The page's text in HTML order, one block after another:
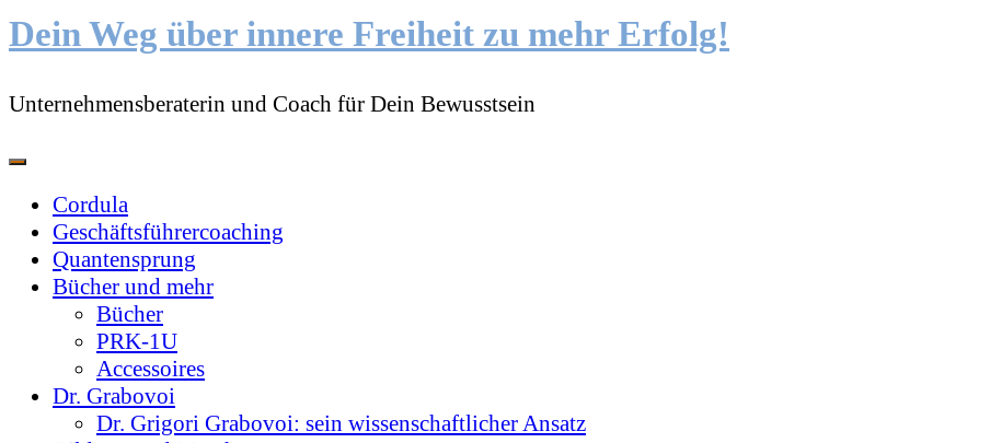
Dein Weg über innere Freiheit zu mehr Erfolg!
Unternehmensberaterin und Coach für Dein Bewusstsein
Cordula
Geschäftsführercoaching
Quantensprung
Bücher und mehr
Bücher
PRK-1U
Accessoires
Dr. Grabovoi
Dr. Grigori Grabovoi: sein wissenschaftlicher Ansatz